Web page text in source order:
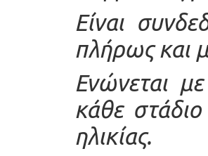
Είναι
πλήρως και
Ενώνεται
κάθε
ηλικίας.